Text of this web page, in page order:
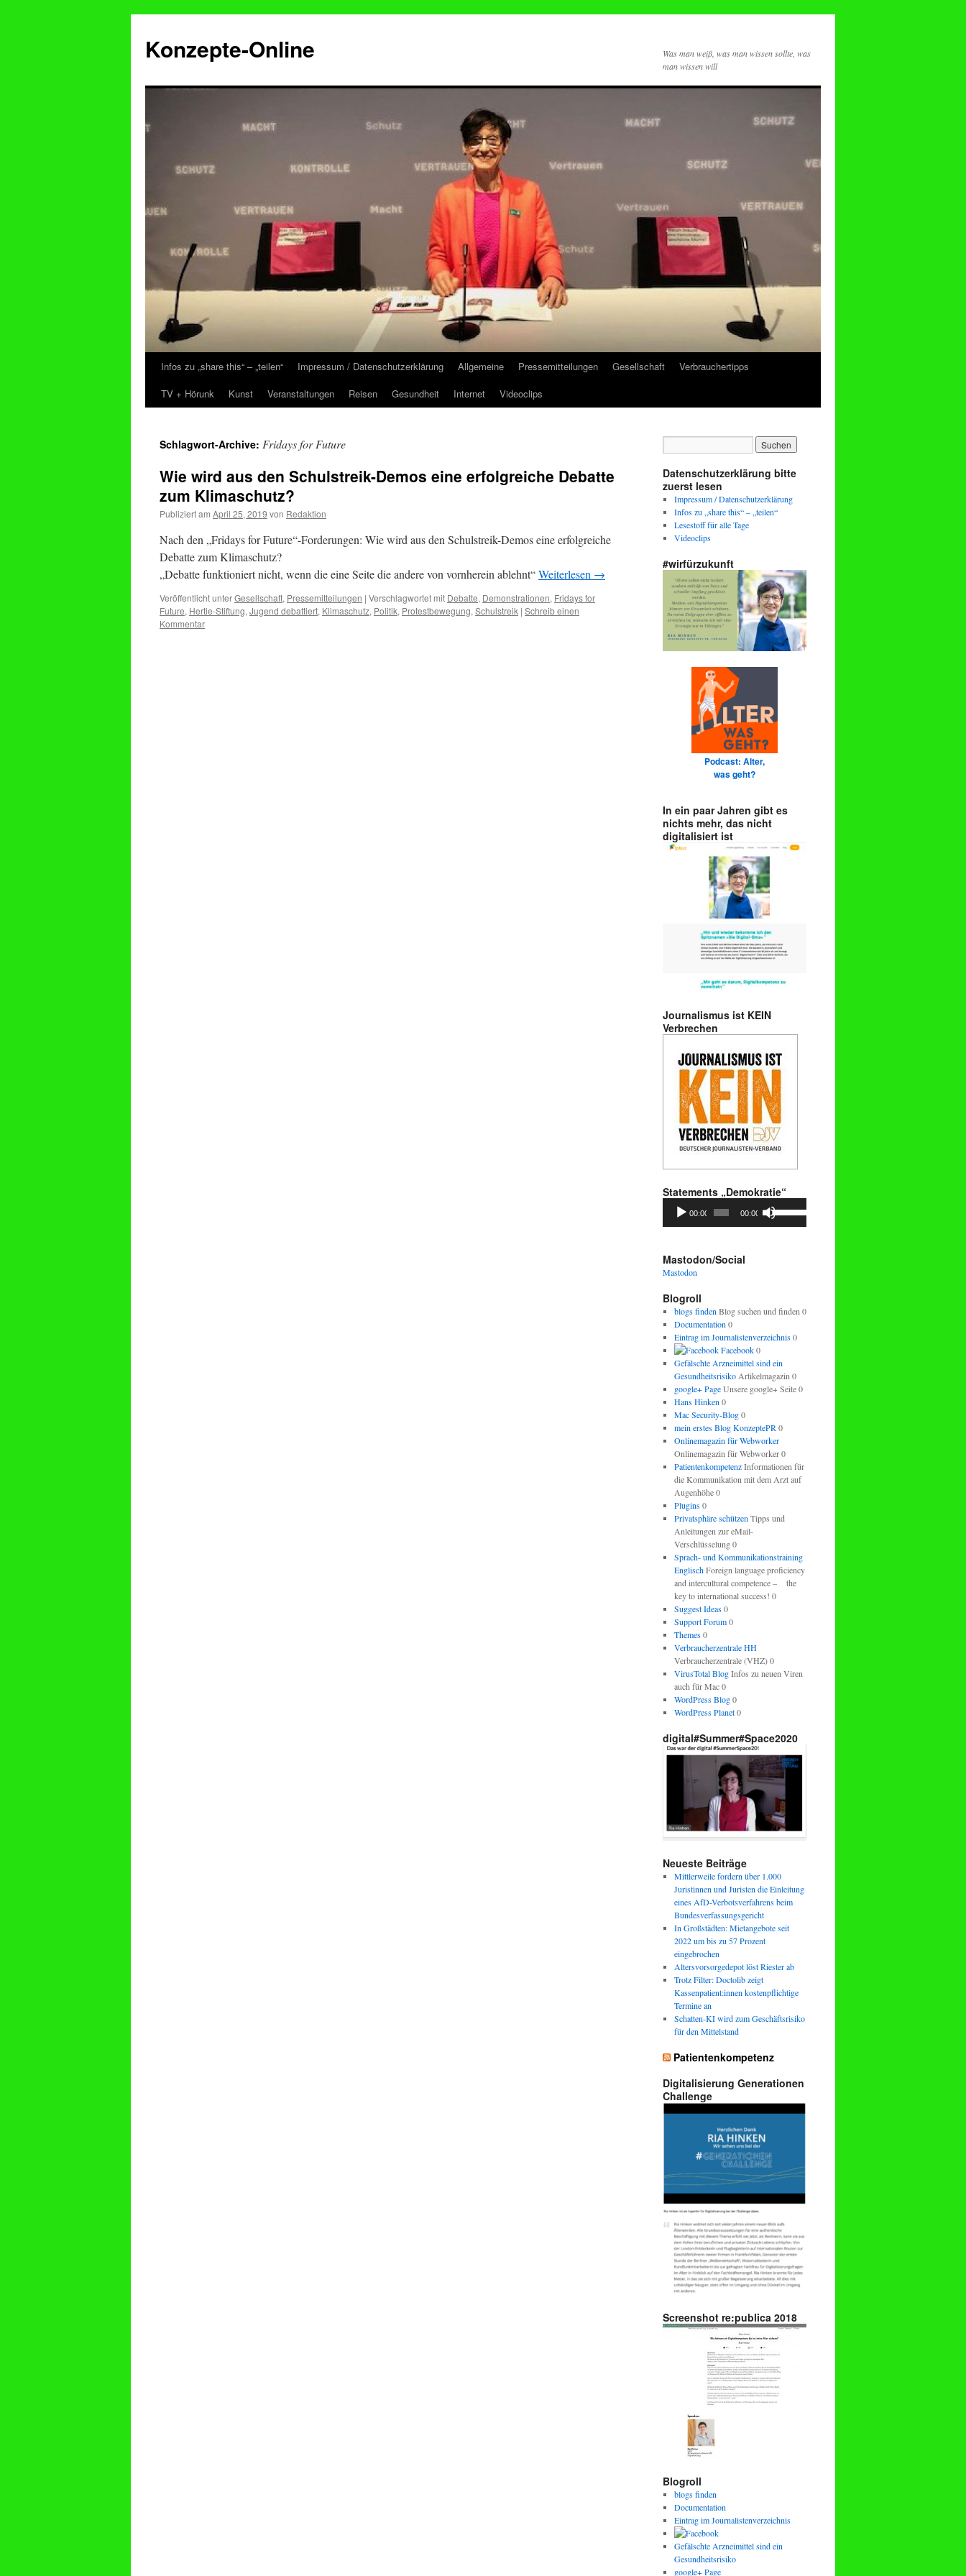
Konzepte-Online
Was man weiß, was man wissen sollte, was
man wissen will
Zum
Inhalt
Infos zu „share this“ – „teilen“ Impressum / Datenschutzerklärung Allgemeine Pressemitteilungen Gesellschaft
Verbrauchertipps
TV + Hörunk
Kunst Veranstaltungen Reisen Gesundheit Internet Videoclips
Schlagwort-Archive: Fridays for Future
Wie wird aus den Schulstreik-Demos eine erfolgreiche Debatte
zum Klimaschutz?
Publiziert am April 25, 2019 von Redaktion
Nach den „Fridays for Future“-Forderungen: Wie wird aus den Schulstreik-Demos eine erfolgreiche
Debatte zum Klimaschutz?
„Debatte funktioniert nicht, wenn die eine Seite die andere von vornherein ablehnt“Weiterlesen →
Veröffentlicht unterGesellschaft, Pressemitteilungen | Verschlagwortet mit Debatte, Demonstrationen, Fridays for
Future, Hertie-Stiftung, Jugend debattiert, Klimaschutz, Politik, Protestbewegung, Schulstreik | Schreib einen
Kommentar
Datenschutzerklärung bitte
zuerst lesen
Impressum / Datenschutzerklärung
Infos zu „share this“ – „teilen“
Lesestoff für alle Tage
Videoclips
#wirfürzukunft
Podcast: Alter,
was geht?
In ein paar Jahren gibt es
nichts mehr, das nicht
digitalisiert ist
Journalismus ist KEIN
Verbrechen
Statements „Demokratie“
Audio-
Player
00:00 00:00
Hoch/Runter
benutzen,
Mastodon/Social
Mastodon
Blogroll
blogs finden Blog suchen und finden 0
Documentation 0
Eintrag im Journalistenverzeichnis0
Facebook0
Gefälschte Arzneimittel sind ein
GesundheitsrisikoArtikelmagazin 0
google+ PageUnsere google+ Seite 0
Hans Hinken 0
Mac Security-Blog0
mein erstes Blog KonzeptePR 0
Onlinemagazin für Webworker
Onlinemagazin für Webworker 0
PatientenkompetenzInformationen für
die Kommunikation mit dem Arzt auf
Augenhöhe 0
Plugins0
Privatsphäre schützen Tipps und
Anleitungen zur eMail-
Verschlüsselung 0
Sprach- und Kommunikationstraining
EnglischForeign language proficiency
and intercultural competence – the
key to international success! 0
Suggest Ideas0
Support Forum0
Themes0
Verbraucherzentrale HH
Verbraucherzentrale (VHZ) 0
VirusTotal BlogInfos zu neuen Viren
auch für Mac 0
WordPress Blog0
WordPress Planet0
digital#Summer#Space2020
Neueste Beiträge
Mittlerweile fordern über 1.000
Juristinnen und Juristen die Einleitung
eines AfD-Verbotsverfahrens beim
Bundesverfassungsgericht
In Großstädten: Mietangebote seit
2022 um bis zu 57 Prozent
eingebrochen
Altersvorsorgedepot löst Riester ab
Trotz Filter: Doctolib zeigt
Kassenpatient:innen kostenpflichtige
Termine an
Schatten-KI wird zum Geschäftsrisiko
für den Mittelstand
Patientenkompetenz
Digitalisierung Generationen
Challenge
Screenshot re:publica 2018
Blogroll
blogs finden
Documentation
Eintrag im Journalistenverzeichnis
Gefälschte Arzneimittel sind ein
Gesundheitsrisiko
google+ Page